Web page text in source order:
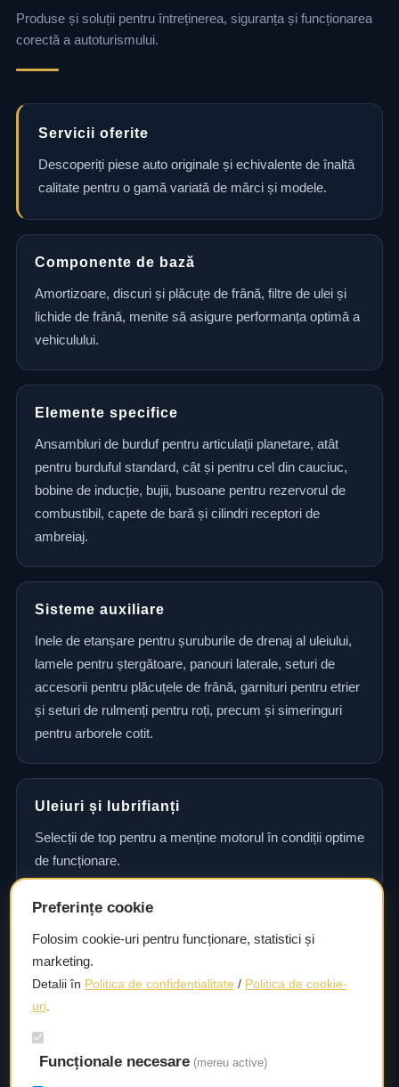
Produse și soluții pentru întreținerea, siguranța și funcționarea
corectă a autoturismului.
Servicii oferite
Descoperiți piese auto originale și echivalente de înaltă
calitate pentru o gamă variată de mărci și modele.
Componente de bază
Amortizoare, discuri și plăcuțe de frână, filtre de ulei și
lichide de frână, menite să asigure performanța optimă a
vehiculului.
Elemente specifice
Ansambluri de burduf pentru articulații planetare, atât
pentru burduful standard, cât și pentru cel din cauciuc,
bobine de inducție, bujii, busoane pentru rezervorul de
combustibil, capete de bară și cilindri receptori de
ambreiaj.
Sisteme auxiliare
Inele de etanșare pentru șuruburile de drenaj al uleiului,
lamele pentru ștergătoare, panouri laterale, seturi de
accesorii pentru plăcuțele de frână, garnituri pentru etrier
și seturi de rulmenți pentru roți, precum și simeringuri
pentru arborele cotit.
Uleiuri și lubrifianți
Selecții de top pentru a menține motorul în condiții optime
de funcționare.
Consultanță și asistență tehnică
Consultanță și asistență tehnică pentru alegerea pieselor
potrivite și efectuarea reparațiilor sau întreținerii corecte.
Livrare rapidă
Preferințe cookie
Folosim cookie-uri pentru funcționare, statistici și
marketing.
Detalii în Politica de confidențialitate / Politica de cookie-
uri.
Funcționale necesare (mereu active)